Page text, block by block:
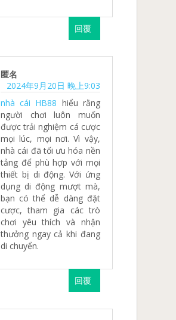
回覆
匿名
2024年9月20日 晚上9:03
nhà cái HB88 hiểu rằng
người chơi luôn muốn
được trải nghiệm cá cược
mọi lúc, mọi nơi. Vì vậy,
nhà cái đã tối ưu hóa nền
tảng để phù hợp với mọi
thiết bị di động. Với ứng
dụng di động mượt mà,
bạn có thể dễ dàng đặt
cược, tham gia các trò
chơi yêu thích và nhận
thưởng ngay cả khi đang
di chuyển.
回覆